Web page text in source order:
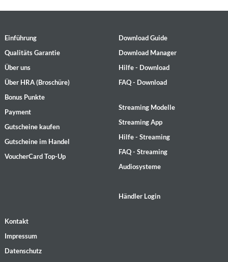
Einführung
Qualitäts Garantie
Über uns
Über HRA (Broschüre)
Bonus Punkte
Payment
Gutscheine kaufen
Gutscheine im Handel
VoucherCard Top-Up
Download Guide
Download Manager
Hilfe - Download
FAQ - Download
Streaming Modelle
Streaming App
Hilfe - Streaming
FAQ - Streaming
Audiosysteme
Händler Login
Kontakt
Impressum
Datenschutz